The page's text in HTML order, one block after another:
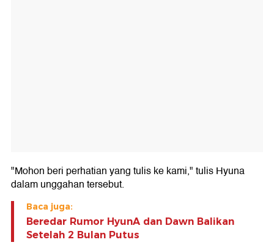
"Mohon beri perhatian yang tulis ke kami," tulis Hyuna
dalam unggahan tersebut.
Baca juga:
Beredar Rumor HyunA dan Dawn Balikan
Setelah 2 Bulan Putus